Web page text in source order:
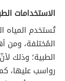
الاستخدامات
تُستخدم المياه
المُختلفة، ومن
الطبية؛ وذلك
رواسب عليها،